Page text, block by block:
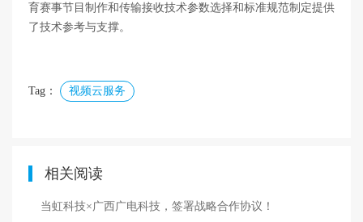
育赛事节目制作和传输接收技术参数选择和标准规范制定提供
了技术参考与支撑。
Tag： 视频云服务
相关阅读
当虹科技×广西广电科技，签署战略合作协议！